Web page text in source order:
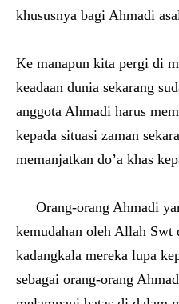
khususnya bagi Ahmadi
Ke manapun kita pergi di
keadaan dunia sekarang
anggota Ahmadi harus
kepada situasi zaman
memanjatkan do’a khas
Orang-orang Ahmadi
kemudahan oleh Allah Swt
kadangkala mereka lupa
sebagai orang-orang